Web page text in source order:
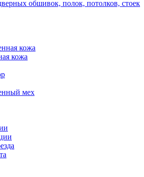
обшивок, полок, потолков, стоек
кожа
кожа
мех